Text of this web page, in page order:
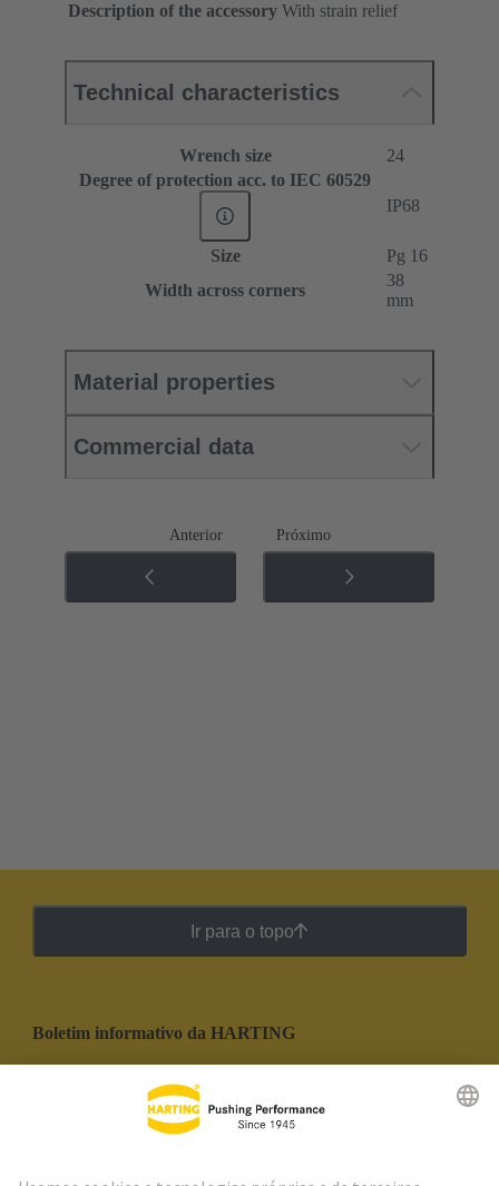
Description of the accessory With strain relief
Technical characteristics
Wrench size
24
Degree of protection acc. to IEC 60529
IP68
Size
Pg 16
Width across corners
38
mm
Material properties
Commercial data
Anterior Próximo
Ir para o topo
Boletim informativo da HARTING